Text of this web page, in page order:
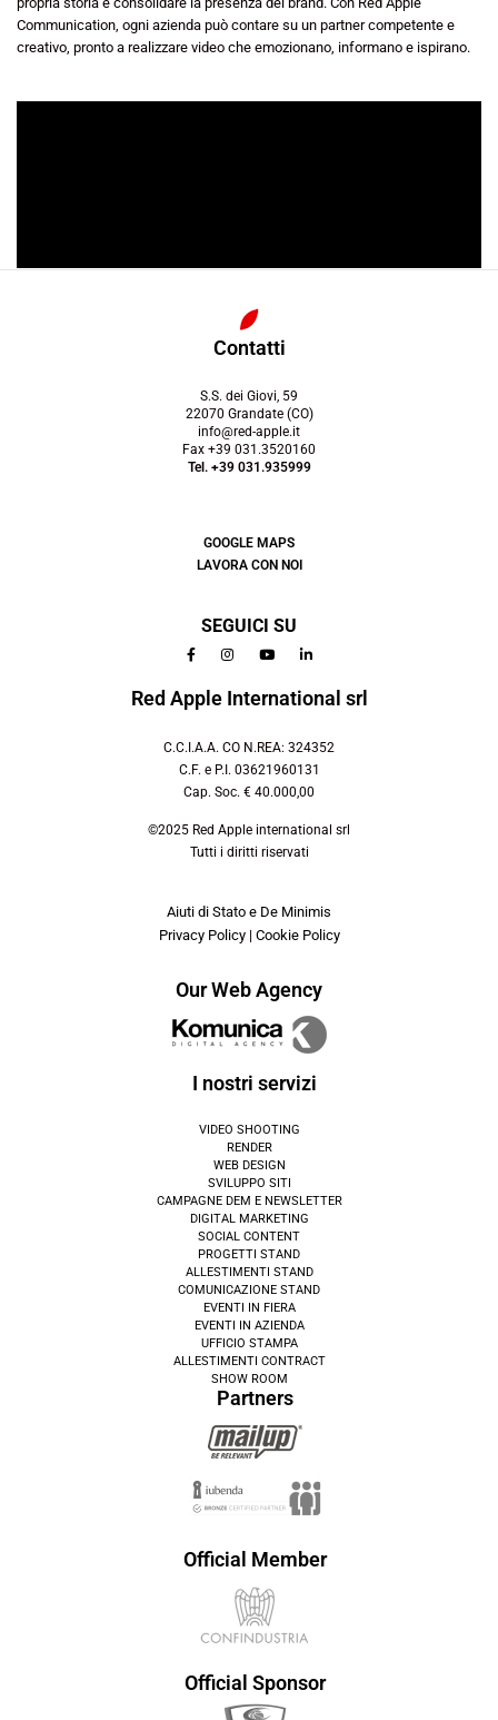
Communication, ogni azienda può contare su un partner competente e
creativo, pronto a realizzare video che emozionano, informano e ispirano.
Contatti
S.S. dei Giovi, 59
22070 Grandate (CO)
info@red-apple.it
Fax +39 031.3520160
Tel. +39 031.935999
GOOGLE MAPS
LAVORA CON NOI
SEGUICI SU
Red Apple International srl
C.C.I.A.A. CO N.REA: 324352
C.F. e P.I. 03621960131
Cap. Soc. € 40.000,00
©2025 Red Apple international srl
Tutti i diritti riservati
Aiuti di Stato e De Minimis
Privacy Policy| Cookie Policy
Our Web Agency
I nostri servizi
VIDEO SHOOTING
RENDER
WEB DESIGN
SVILUPPO SITI
CAMPAGNE DEM E NEWSLETTER
DIGITAL MARKETING
SOCIAL CONTENT
PROGETTI STAND
ALLESTIMENTI STAND
COMUNICAZIONE STAND
EVENTI IN FIERA
EVENTI IN AZIENDA
UFFICIO STAMPA
ALLESTIMENTI CONTRACT
SHOW ROOM
Partners
Official Member
Official Sponsor